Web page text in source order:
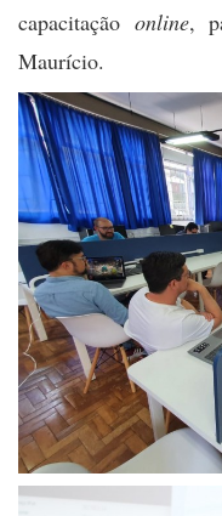
capacitação online,
Maurício.